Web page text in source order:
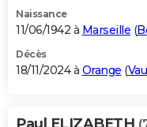
Naissance
11/06/1942 à Marseille (
Décès
18/11/2024 à Orange (